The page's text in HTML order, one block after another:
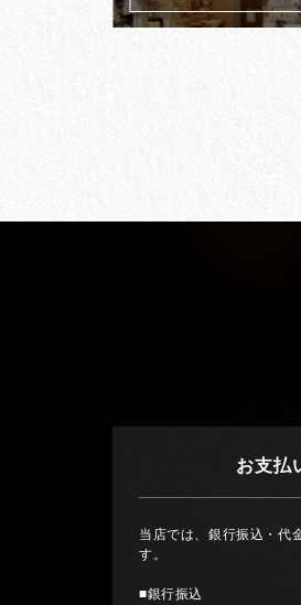
お支払
当店では、銀行振込・代
す。
■銀行振込